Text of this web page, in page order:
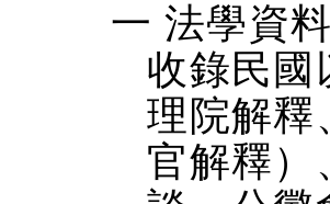
一 法學資
收錄民國
理院解釋
官解釋）